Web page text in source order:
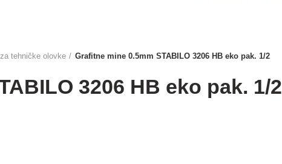
tehničke olovke Grafitne mine 0.5mm STABILO 3206 HB eko pak. 1/2
3206 HB eko pak. 1/2